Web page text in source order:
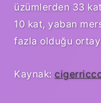
üzümlerden 33
10 kat, yaban
fazla olduğu
Kaynak: